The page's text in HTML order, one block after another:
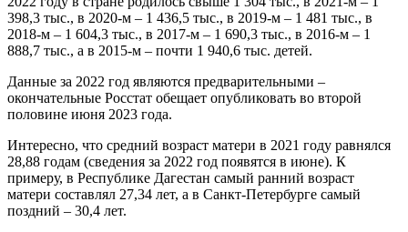
398,3 тыс., в 2020-м – 1 436,5 тыс., в 2019-м – 1 481 тыс., в
2018-м – 1 604,3 тыс., в 2017-м – 1 690,3 тыс., в 2016-м – 1
888,7 тыс., а в 2015-м – почти 1 940,6 тыс. детей.
Данные за 2022 год являются предварительными –
окончательные Росстат обещает опубликовать во второй
половине июня 2023 года.
Интересно, что средний возраст матери в 2021 году равнялся
28,88 годам (сведения за 2022 год появятся в июне). К
примеру, в Республике Дагестан самый ранний возраст
матери составлял 27,34 лет, а в Санкт-Петербурге самый
поздний – 30,4 лет.